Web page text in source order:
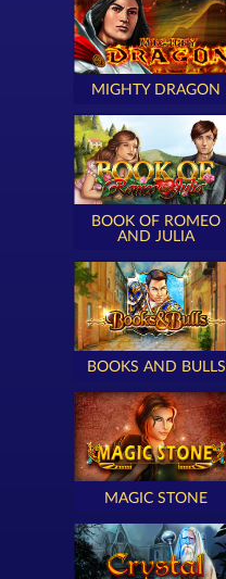
MIGHTY DRAGON
BOOK OF ROMEO
AND JULIA
BOOKS AND BULLS
MAGIC STONE